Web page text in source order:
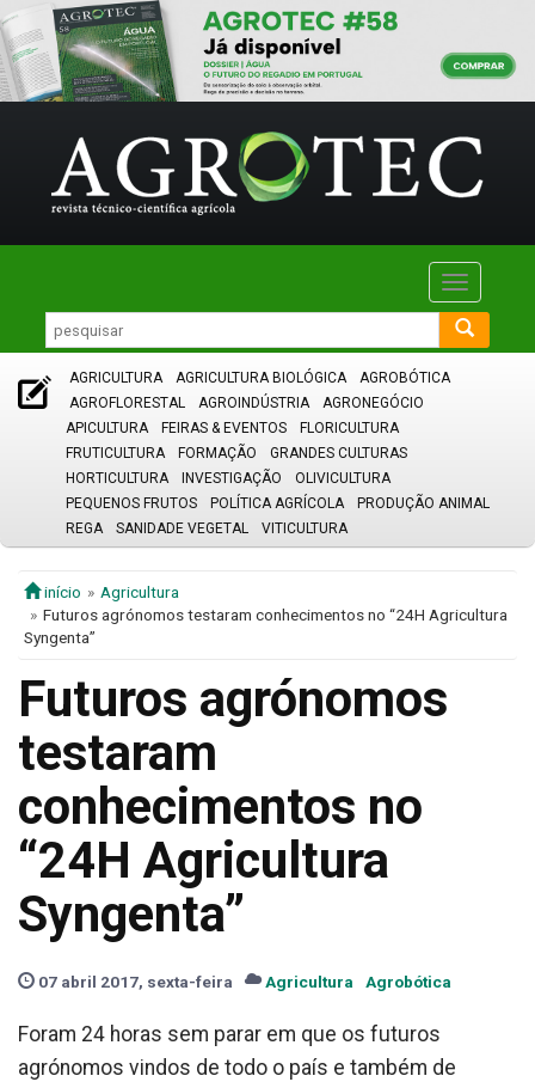
Toggle
AGRICULTURA AGRICULTURA BIOLÓGICA
AGROBÓTICA
AGROFLORESTAL
AGROINDÚSTRIA
AGRONEGÓCIO
APICULTURA
FEIRAS & EVENTOS
FLORICULTURA
FRUTICULTURA
FORMAÇÃO
GRANDES CULTURAS
HORTICULTURA
INVESTIGAÇÃO
OLIVICULTURA
PEQUENOS FRUTOS
POLÍTICA AGRÍCOLA
PRODUÇÃO ANIMAL
REGA
SANIDADE VEGETAL VITICULTURA
início
Agricultura
Futuros agrónomos testaram conhecimentos no “24H Agricultura
Syngenta”
Futuros agrónomos
testaram
conhecimentos no
“24H Agricultura
Syngenta”
07 abril 2017, sexta-feira Agricultura Agrobótica
Foram 24 horas sem parar em que os futuros
agrónomos vindos de todo o país e também de